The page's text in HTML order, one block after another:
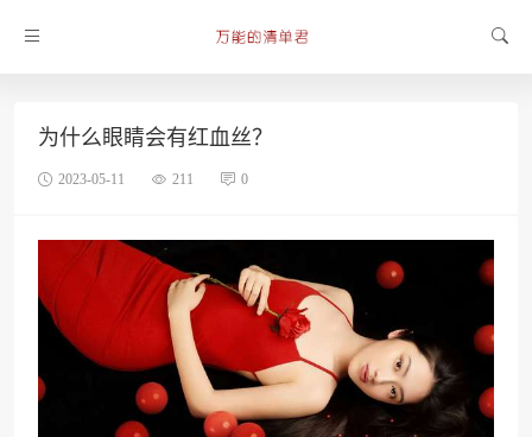
为什么眼睛会有红血丝？
2023-05-11 211 0